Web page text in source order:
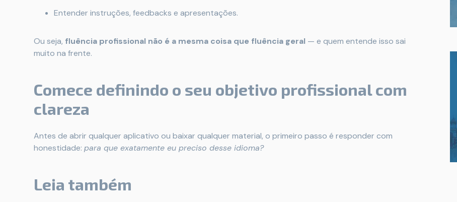
Entender instruções, feedbacks e apresentações.
Ou seja, fluência profissional não é a mesma coisa que fluência geral — e quem entende isso sai
muito na frente.
Comece definindo o seu objetivo profissional com
clareza
Antes de abrir qualquer aplicativo ou baixar qualquer material, o primeiro passo é responder com
honestidade: para que exatamente eu preciso desse idioma?
Leia também